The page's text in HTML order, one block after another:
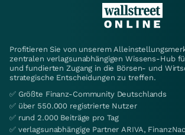
Profitieren Sie von unserem
zentralen verlagsunabhängigen Wissens-Hub
und fundierten Zugang in die Börsen- und
strategische Entscheidungen zu treffen.
✅ Größte Finanz-Community Deutschlands
✅ über 550.000 registrierte Nutzer
✅ rund 2.000 Beiträge pro Tag
✅ verlagsunabhängige Partner ARIVA,